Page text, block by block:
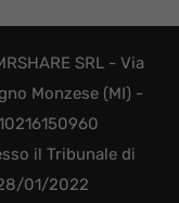
SRL - Via
Monzese (MI) -
il Tribunale di
01/2022